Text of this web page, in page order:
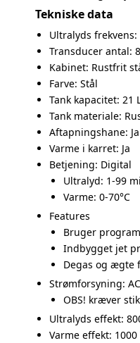
Tekniske data
Ultralyds frekvens:
Transducer antal:
Kabinet: Rustfrit
Farve: Stål
Tank kapacitet: 21
Tank materiale:
Aftapningshane:
Varme i karret: Ja
Betjening: Digital
Ultralyd: 1-99
Varme: 0-70°C
Features
Bruger
Indbygget jet
Degas og ægte
Strømforsyning:
OBS! kræver
Ultralyds effekt:
Varme effekt: 1000